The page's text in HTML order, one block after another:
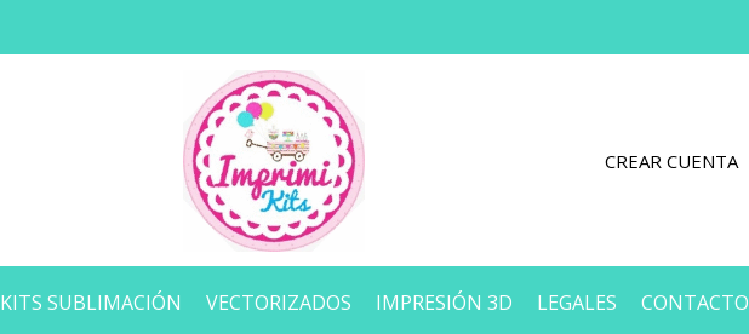
CREAR CUENTA
KITS SUBLIMACIÓN VECTORIZADOS IMPRESIÓN 3D LEGALES CONTACTO